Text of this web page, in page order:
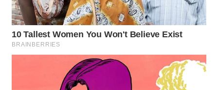
TENGAH
WN DELI
SERDANG